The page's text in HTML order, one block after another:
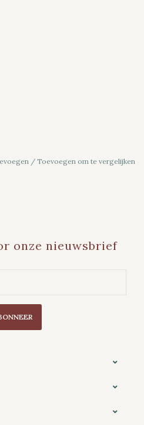
/ Toevoegen om te vergelijken
onze nieuwsbrief